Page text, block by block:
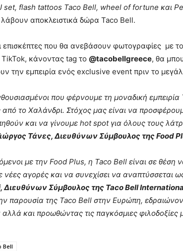
set, flash tattoos Taco Bell, wheel of fortune και
λάβουν αποκλειστικά δώρα Taco Bell.
επισκέπτες που θα ανεβάσουν φωτογραφίες με
κάνοντας tag το @tacobellgreece, θα
την εμπειρία ενός exclusive event πριν το
που φέρνουμε τη μοναδική
από το Χαλάνδρι. Στόχος μας είναι να
και να γίνουμε hot spot για όλους τους
Τάνες, Διευθύνων Σύμβουλος της Food
με την Food Plus, η Taco Bell είναι σε θέση
αγορές και να συνεχίσει να αναπτύσσεται
Διευθύνων Σύμβουλος της Taco Bell
παρουσία της Taco Bell στην Ευρώπη,
και προωθώντας τις παγκόσμιες φιλοδοξίες
Bell